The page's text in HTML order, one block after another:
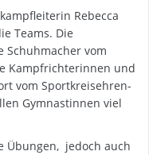
Rebecca
Teams. Die
Schuhmacher vom
Kampfrichterinnen und
vom Sportkreisehren-
Gymnastinnen viel
Übungen, jedoch auch